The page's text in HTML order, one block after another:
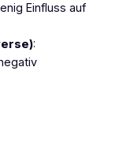
Einfluss auf
: